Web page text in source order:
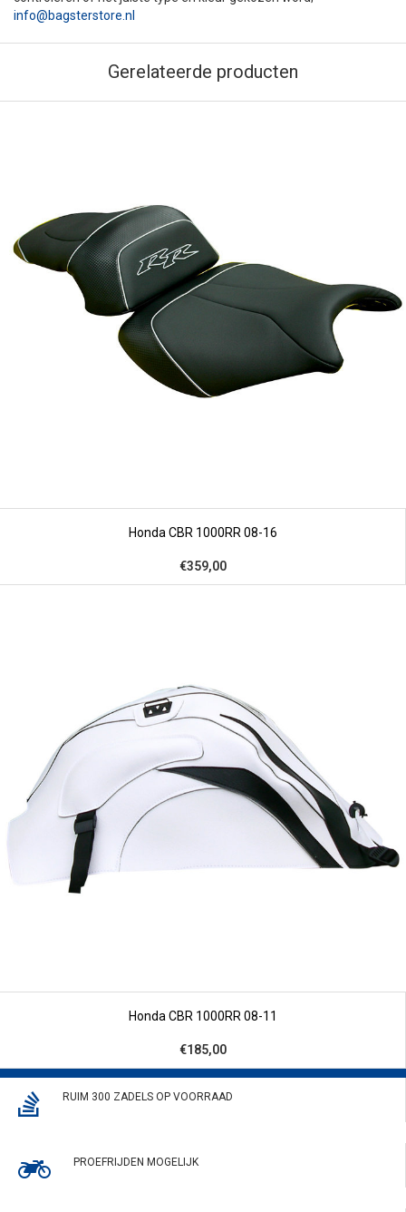
info@bagsterstore.nl
Gerelateerde producten
Honda CBR 1000RR 08-16
€359,00
Honda CBR 1000RR 08-11
€185,00
RUIM 300 ZADELS OP VOORRAAD
PROEFRIJDEN MOGELIJK